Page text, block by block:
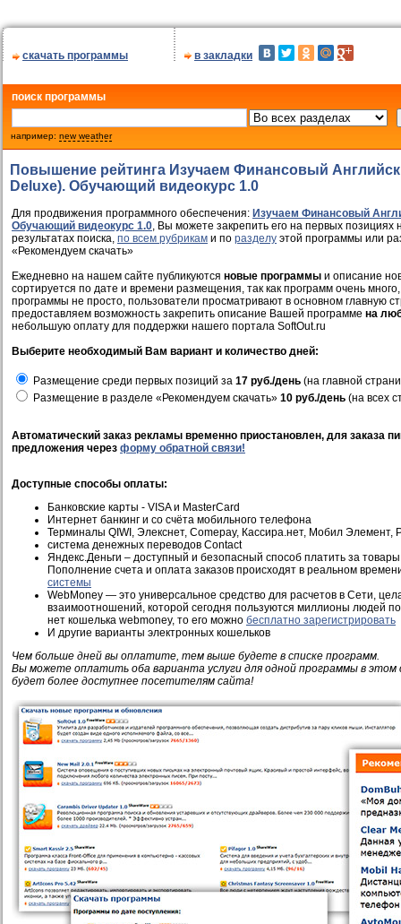
скачать программы в закладки
поиск программы
например: new weather
Повышение рейтинга Изучаем Финансовый
Deluxe). Обучающий видеокурс 1.0
Для продвижения программного обеспечения: Изучаем Финансовый
Обучающий видеокурс 1.0, Вы можете закрепить его на первых позициях
результатах поиска, по всем рубрикам и по разделу этой программы или
«Рекомендуем скачать»
Ежедневно на нашем сайте публикуются новые программы и описание
сортируется по дате и времени размещения, так как программ очень
программы не просто, пользователи просматривают в основном главную
предоставляем возможность закрепить описание Вашей программе на
небольшую оплату для поддержки нашего портала SoftOut.ru
Выберите необходимый Вам вариант и количество дней:
Размещение среди первых позиций за 17 руб./день (на главной
Размещение в разделе «Рекомендуем скачать» 10 руб./день (на всех
Автоматический заказ рекламы временно приостановлен, для заказа
предложения через форму обратной связи!
Доступные способы оплаты:
Банковские карты - VISA и MasterCard
Интернет банкинг и со счёта мобильного телефона
Терминалы QIWI, Элекснет, Comepay, Кассира.нет, Мобил Элемент,
система денежных переводов Contact
Яндекс.Деньги – доступный и безопасный способ платить за товары
Пополнение счета и оплата заказов происходят в реальном
системы
WebMoney — это универсальное средство для расчетов в Сети,
взаимоотношений, которой сегодня пользуются миллионы людей
нет кошелька webmoney, то его можно бесплатно зарегистрировать
И другие варианты электронных кошельков
Чем больше дней вы оплатите, тем выше будете в списке программ.
Вы можете оплатить оба варианта услуги для одной программы в этом
будет более доступнее посетителям сайта!